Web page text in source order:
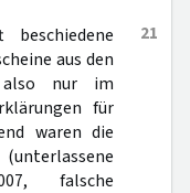
21
aus den
also nur im
für
waren die
falsche